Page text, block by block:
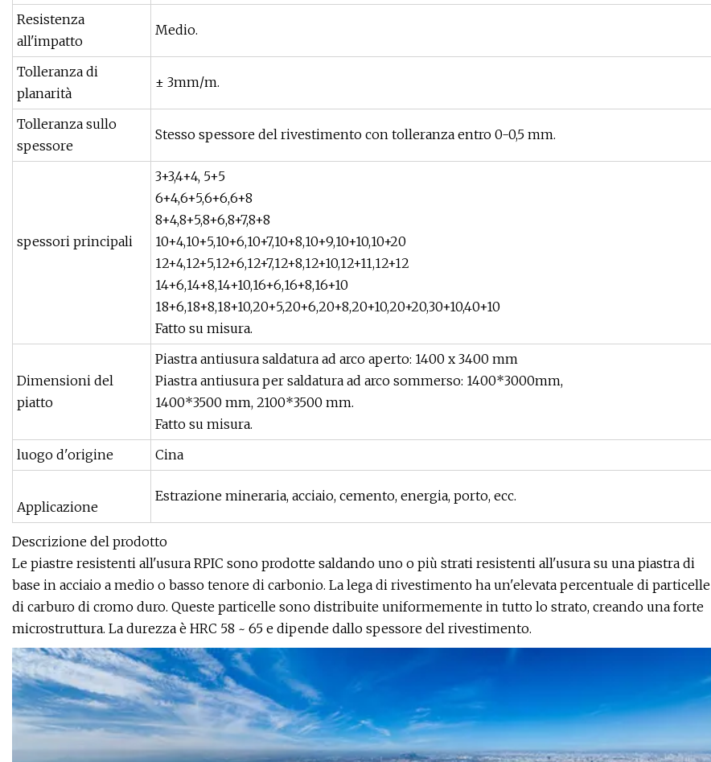
Resistenza
all'impatto
Medio.
Tolleranza di
planarità
± 3mm/m.
Tolleranza sullo
spessore
Stesso spessore del rivestimento con tolleranza entro 0-0,5 mm.
spessori principali
3+3,4+4, 5+5
6+4,6+5,6+6,6+8
8+4,8+5,8+6,8+7,8+8
10+4,10+5,10+6,10+7,10+8,10+9,10+10,10+20
12+4,12+5,12+6,12+7,12+8,12+10,12+11,12+12
14+6,14+8,14+10,16+6,16+8,16+10
18+6,18+8,18+10,20+5,20+6,20+8,20+10,20+20,30+10,40+10
Fatto su misura.
Dimensioni del
piatto
Piastra antiusura saldatura ad arco aperto: 1400 x 3400 mm
Piastra antiusura per saldatura ad arco sommerso: 1400*3000mm,
1400*3500 mm, 2100*3500 mm.
Fatto su misura.
luogo d'origine
Cina
Applicazione
Estrazione mineraria, acciaio, cemento, energia, porto, ecc.
Descrizione del prodotto
Le piastre resistenti all'usura RPIC sono prodotte saldando uno o più strati resistenti all'usura su una piastra di
base in acciaio a medio o basso tenore di carbonio. La lega di rivestimento ha un'elevata percentuale di particelle
di carburo di cromo duro. Queste particelle sono distribuite uniformemente in tutto lo strato, creando una forte
microstruttura. La durezza è HRC 58 ~ 65 e dipende dallo spessore del rivestimento.